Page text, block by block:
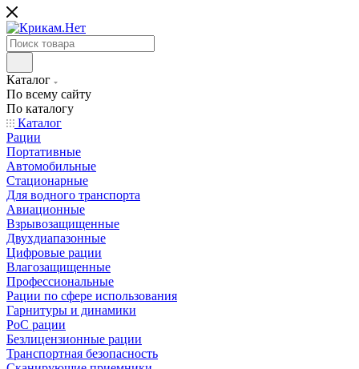
Каталог
По всему сайту
По каталогу
Каталог
Рации
Портативные
Автомобильные
Стационарные
Для водного транспорта
Авиационные
Взрывозащищенные
Двухдиапазонные
Цифровые рации
Влагозащищенные
Профессиональные
Рации по сфере использования
Гарнитуры и динамики
PoC рации
Безлицензионные рации
Транспортная безопасность